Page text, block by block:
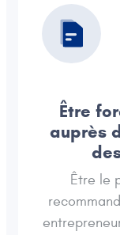
Être
auprès
Être le